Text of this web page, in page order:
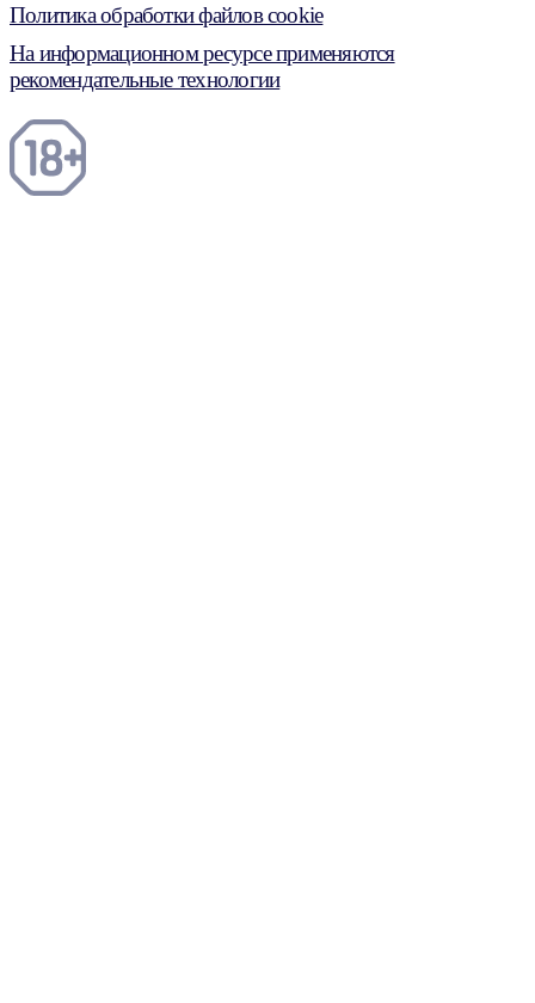
Политика обработки файлов cookie
На информационном ресурсе применяются
рекомендательные технологии